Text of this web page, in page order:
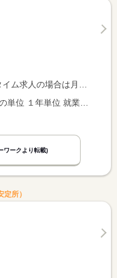
求人の場合は時間額を表示しています。
ワークより転載)
所）